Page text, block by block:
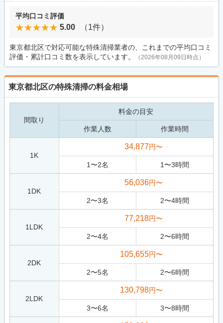
平均口コミ評価
5.00 （1件）
東京都北区で対応可能な特殊清掃業者の、これまでの平均口コミ
評価・累計口コミ数を表示しています。
（2026年08月09日時点）
東京都北区の特殊清掃の料金相場
間取り
料金の目安
作業人数 作業時間
1K
34,877円〜
1 〜2名 1 〜3時間
1DK
56,036円〜
2〜3名 2〜4時間
1LDK
77,218円〜
2〜4名 2〜6時間
2DK
105,655円〜
2〜5名 2〜6時間
2LDK
130,798円〜
3〜6名 3〜8時間